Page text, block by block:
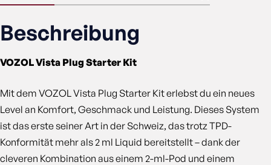
Beschreibung
VOZOL Vista Plug Starter Kit
Mit dem VOZOL Vista Plug Starter Kit erlebst du ein neues
Level an Komfort, Geschmack und Leistung. Dieses System
ist das erste seiner Art in der Schweiz, das trotz TPD-
Konformität mehr als 2 ml Liquid bereitstellt – dank der
cleveren Kombination aus einem 2-ml-Pod und einem